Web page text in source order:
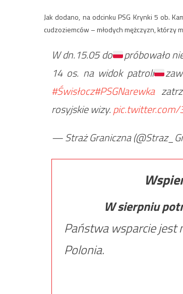
Jak dodano, na odcinku PSG Krynki 5 ob.
cudzoziemców – młodych mężczyzn, którzy
W dn.15.05 do próbowało
14 os. na widok patroli
#Świsłocz#PSGNarewka
rosyjskie wizy.pic.twitter.com/
— Straż Graniczna
W sierpniu
Państwa wsparcie jest
Polonia.